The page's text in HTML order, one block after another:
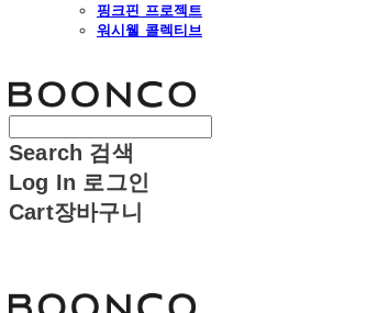
핑크핀 프로젝트
워시웰 콜렉티브
Search 검색
Log In 로그인
Cart장바구니